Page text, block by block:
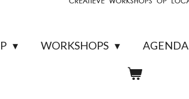
WORKSHOPS AGENDA